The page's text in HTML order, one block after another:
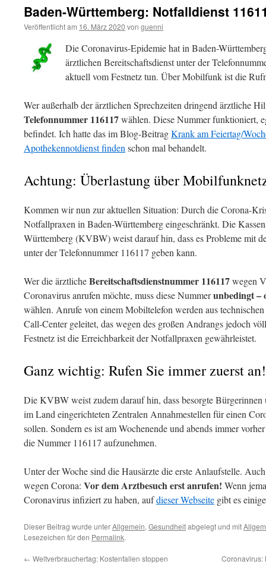
Baden-Württemberg: Notfalldienst
Veröffentlicht am 16. März 2020 von guenni
Die Coronavirus-Epidemie hat in Baden-
ärztlichen Bereitschaftsdienst unter der
aktuell vom Festnetz tun. Über Mobilfunk ist die
Wer außerhalb der ärztlichen Sprechzeiten dringend ärztliche
Telefonnummer 116117wählen. Diese Nummer funktioniert,
befindet. Ich hatte das im Blog-BeitragKrank am Feiertag/
Apothekennotdienst finden schon mal behandelt.
Achtung: Überlastung über
Kommen wir nun zur aktuellen Situation: Durch die Corona-
Notfallpraxen in Baden-Württemberg eingeschränkt. Die
Württemberg (KVBW) weist darauf hin, dass es Probleme mit
unter der Telefonnummer 116117 geben kann.
Wer die ärztlicheBereitschaftsdienstnummer 116117wegen
Coronavirus anrufen möchte, muss diese Nummerunbedingt –
wählen. Anrufe von einem Mobiltelefon werden aus
Call-Center geleitet, das wegen des großen Andrangs jedoch
Festnetz ist die Erreichbarkeit der Notfallpraxen gewährleistet.
Ganz wichtig: Rufen Sie immer zuerst an!
Die KVBW weist zudem darauf hin, dass besorgte
im Land eingerichteten Zentralen Annahmestellen für einen
sollen. Sondern es ist am Wochenende und abends immer
die Nummer 116117 aufzunehmen.
Unter der Woche sind die Hausärzte die erste Anlaufstelle.
wegen Corona: Vor dem Arztbesuch erst anrufen! Wenn
Coronavirus infiziert zu haben, aufdieser Webseite gibt es
Dieser Beitrag wurde unterAllgemein, Gesundheitabgelegt und mit
Lesezeichen für den Permalink.
← Weltverbrauchertag: Kostenfallen stoppen Coronavirus: